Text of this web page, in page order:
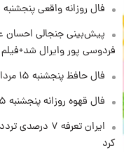
تولید
پرداخت
مشارکت
فال روزانه واقعی پنجشنبه ۱۵ مرداد ۱۴۰۵
پیش‌بینی جنجالی احسان
فردوسی پور وایرال شد+فیلم
فال حافظ پنجشنبه ۱۵ مرداد ماه ۱۴۰۵
فال قهوه روزانه پنجشنبه ۱۵ مرداد ماه ۱۴۰۵
ایران تعرفه ۷
کرد